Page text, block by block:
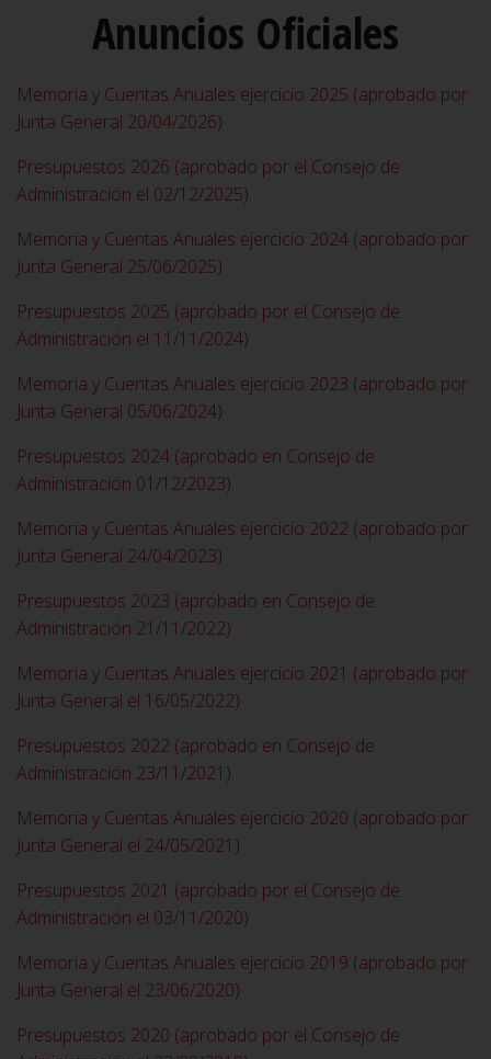
Anuncios Oficiales
Memoria y Cuentas Anuales ejercicio 2025 (aprobado por
Junta General 20/04/2026)
Presupuestos 2026 (aprobado por el Consejo de
Administración el 02/12/2025)
Memoria y Cuentas Anuales ejercicio 2024 (aprobado por
Junta General 25/06/2025)
Presupuestos 2025 (aprobado por el Consejo de
Administración el 11/11/2024)
Memoria y Cuentas Anuales ejercicio 2023 (aprobado por
Junta General 05/06/2024)
Presupuestos 2024 (aprobado en Consejo de
Administración 01/12/2023)
Memoria y Cuentas Anuales ejercicio 2022 (aprobado por
Junta General 24/04/2023)
Presupuestos 2023 (aprobado en Consejo de
Administración 21/11/2022)
Memoria y Cuentas Anuales ejercicio 2021 (aprobado por
Junta General el 16/05/2022)
Presupuestos 2022 (aprobado en Consejo de
Administración 23/11/2021)
Memoria y Cuentas Anuales ejercicio 2020 (aprobado por
Junta General el 24/05/2021)
Presupuestos 2021 (aprobado por el Consejo de
Administración el 03/11/2020)
Memoria y Cuentas Anuales ejercicio 2019 (aprobado por
Junta General el 23/06/2020)
Presupuestos 2020 (aprobado por el Consejo de